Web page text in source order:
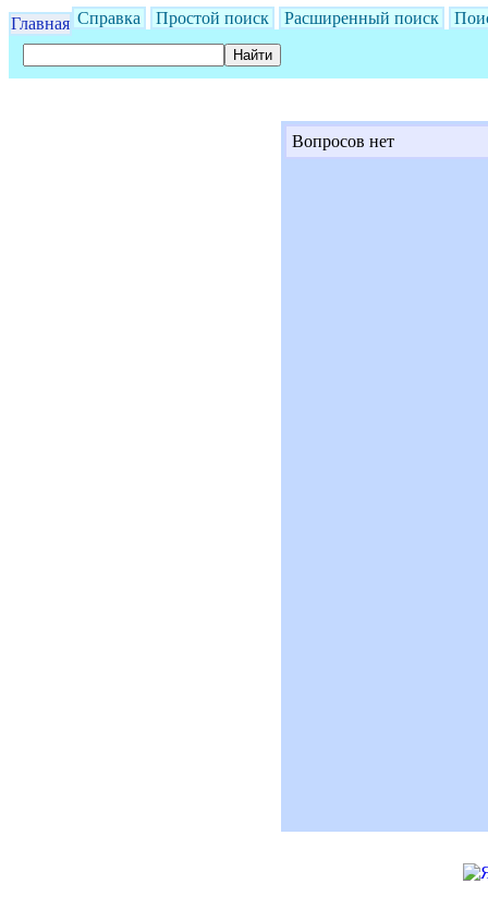
Главная Справка Простой поиск Расширенный поиск
Вопросов нет